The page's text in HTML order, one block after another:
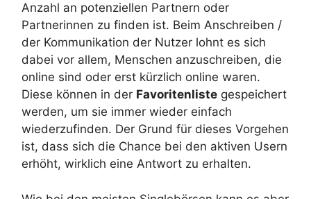
Anzahl an potenziellen Partnern oder
Partnerinnen zu finden ist. Beim Anschreiben /
der Kommunikation der Nutzer lohnt es sich
dabei vor allem, Menschen anzuschreiben, die
online sind oder erst kürzlich online waren.
Diese können in der Favoritenliste gespeichert
werden, um sie immer wieder einfach
wiederzufinden. Der Grund für dieses Vorgehen
ist, dass sich die Chance bei den aktiven Usern
erhöht, wirklich eine Antwort zu erhalten.